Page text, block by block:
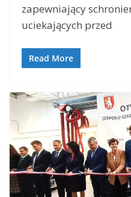
zapewniający
uciekających przed
Read More